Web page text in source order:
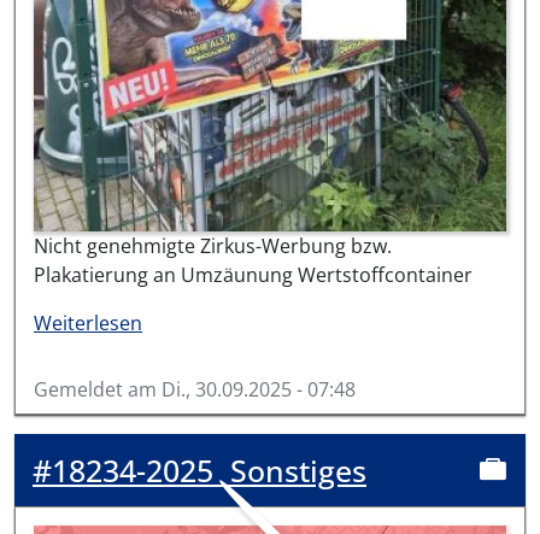
Nicht genehmigte Zirkus-Werbung bzw.
Plakatierung an Umzäunung Wertstoffcontainer
Weiterlesen
Gemeldet am Di., 30.09.2025 - 07:48
#18234-2025Sonstiges